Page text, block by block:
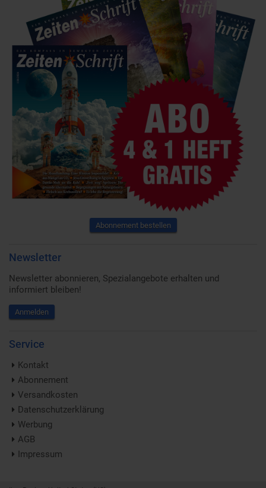
Abonnement bestellen
Newsletter
Newsletter abonnieren, Spezialangebote erhalten und
informiert bleiben!
Anmelden
Service
Kontakt
Abonnement
Versandkosten
Datenschutzerklärung
Werbung
AGB
Impressum